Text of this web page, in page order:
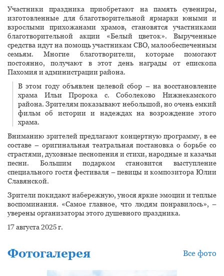
Участники праздника приобретают на память сувениры,
изготовленные для благотворительной ярмарки юными и
взрослыми прихожанами храмов, становятся участниками
благотворительной акции «Белый цветок». Вырученные
средства идут на помощь участникам СВО, малообеспеченным
семьям. Многие благотворители, которые помогают
постоянно, получают в этот день награды от епископа
Пахомия и администрации района.
В этом году объявлен целевой сбор – на восстановление
храма Ильи Пророка с. Соболеково Нижнекамского
района. Зрителям показывают небольшой, но очень емкий
фильм об истории и надеждах на возрождение этого
храма.
Вниманию зрителей предлагают концертную программу, в ее
составе – оригинальная театральная постановка о борьбе со
страстями, духовные песнопения и стихи, народные и казачьи
песни. Большим подарком становится выступление
специального гостя фестиваля – певицы и композитора Юлии
Славянской.
Зрители покидают набережную, унося яркие эмоции и теплые
воспоминания. «Самое главное, что людям понравилось», –
уверены организаторы этого душевного праздника.
17 августа 2025 г.
Фотогалерея Все фото